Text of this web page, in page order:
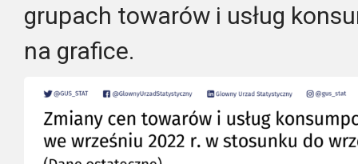
grupach towarów i usług
na grafice.